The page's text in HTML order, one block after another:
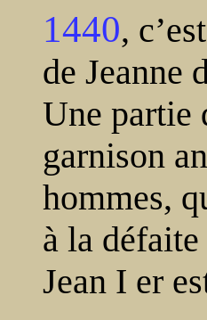
1440,
de Jeanne
Une partie
garnison
hommes,
à la
Jean I er